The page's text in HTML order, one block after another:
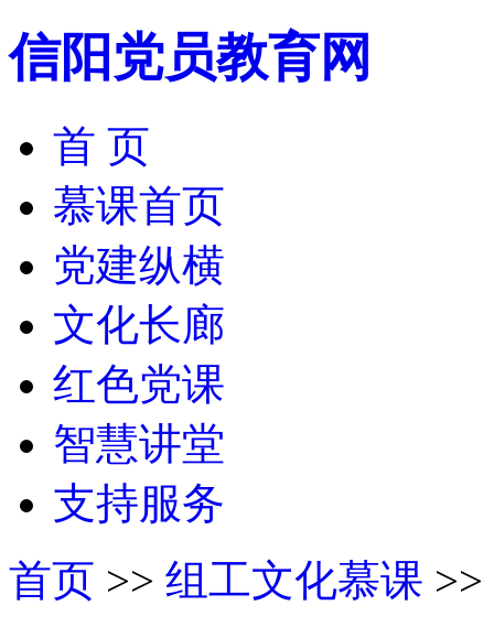
信阳党员教育网
首 页
慕课首页
党建纵横
文化长廊
红色党课
智慧讲堂
支持服务
首页 >> 组工文化慕课 >>